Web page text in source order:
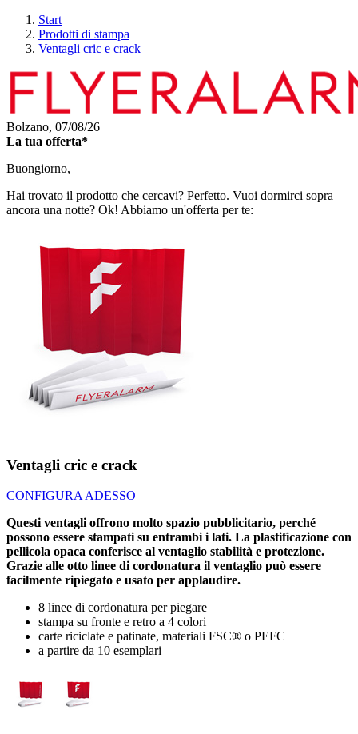
Start
Prodotti di stampa
Ventagli cric e crack
Bolzano, 07/08/26
La tua offerta*
Buongiorno,
Hai trovato il prodotto che cercavi? Perfetto. Vuoi dormirci sopra
ancora una notte? Ok! Abbiamo un'offerta per te:
Ventagli cric e crack
CONFIGURA ADESSO
Questi ventagli offrono molto spazio pubblicitario, perché
possono essere stampati su entrambi i lati. La plastificazione con
pellicola opaca conferisce al ventaglio stabilità e protezione.
Grazie alle otto linee di cordonatura il ventaglio può essere
facilmente ripiegato e usato per applaudire.
8 linee di cordonatura per piegare
stampa su fronte e retro a 4 colori
carte riciclate e patinate, materiali FSC® o PEFC
a partire da 10 esemplari